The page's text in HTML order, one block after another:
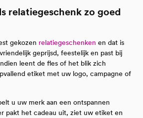
relatiegeschenk zo goed
gekozen relatiegeschenken en dat is
geprijsd, feestelijk en past bij
leent de fles of het blik zich
etiket met uw logo, campagne of
u uw merk aan een ontspannen
pakt het cadeau uit, ziet uw etiket en